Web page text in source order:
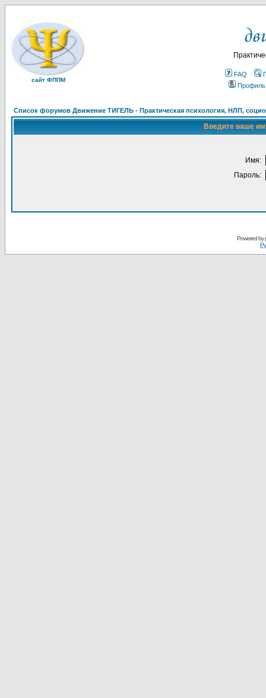
сайт ФППМ
FAQ
Профиль
Список форумов Движение ТИГЕЛЬ - Практическая психология, НЛП,
Введите ваше
Имя:
Пароль:
Powered by